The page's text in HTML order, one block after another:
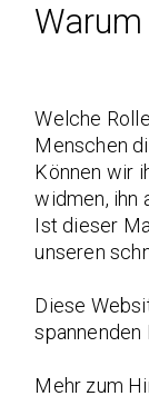
Welche
Menschen
Können wir
widmen, ihn
Ist dieser
unseren
Diese
spannenden
Mehr zum